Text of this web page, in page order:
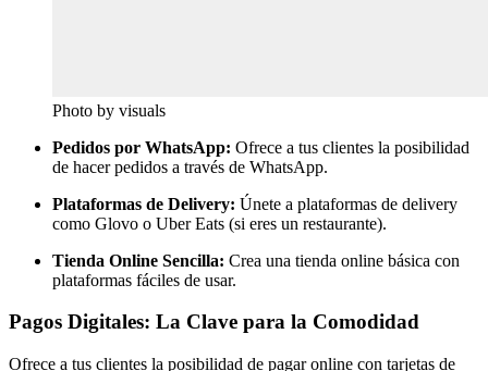
Photo by visuals
Pedidos por WhatsApp: Ofrece a tus clientes la posibilidad
de hacer pedidos a través de WhatsApp.
Plataformas de Delivery: Únete a plataformas de delivery
como Glovo o Uber Eats (si eres un restaurante).
Tienda Online Sencilla: Crea una tienda online básica con
plataformas fáciles de usar.
Pagos Digitales: La Clave para la Comodidad
Ofrece a tus clientes la posibilidad de pagar online con tarjetas de